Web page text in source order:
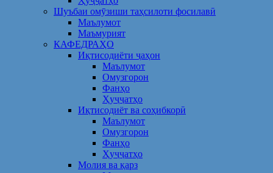
Шуъбаи омӯзиши таҳсилоти фосилавӣ
Маълумот
Маъмурият
КАФЕДРАҲО
Иқтисодиёти ҷаҳон
Маълумот
Омузгорон
Фанҳо
Ҳуҷҷатҳо
Иқтисодиёт ва соҳибкорӣ
Маълумот
Омузгорон
Фанҳо
Ҳуҷҷатҳо
Молия ва қарз